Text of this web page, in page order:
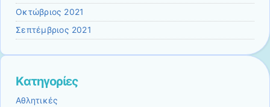
Οκτώβριος 2021
Σεπτέμβριος 2021
Kατηγορίες
Αθλητικές